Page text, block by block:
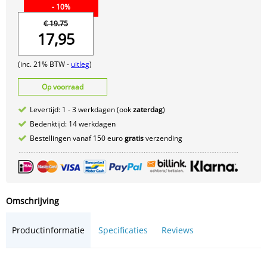
- 10%
€ 19.75
17,95
(inc. 21% BTW - uitleg)
Op voorraad
Levertijd: 1 - 3 werkdagen (ookzaterdag)
Bedenktijd: 14 werkdagen
Bestellingen vanaf 150 eurogratisverzending
Omschrijving
Productinformatie Specificaties Reviews